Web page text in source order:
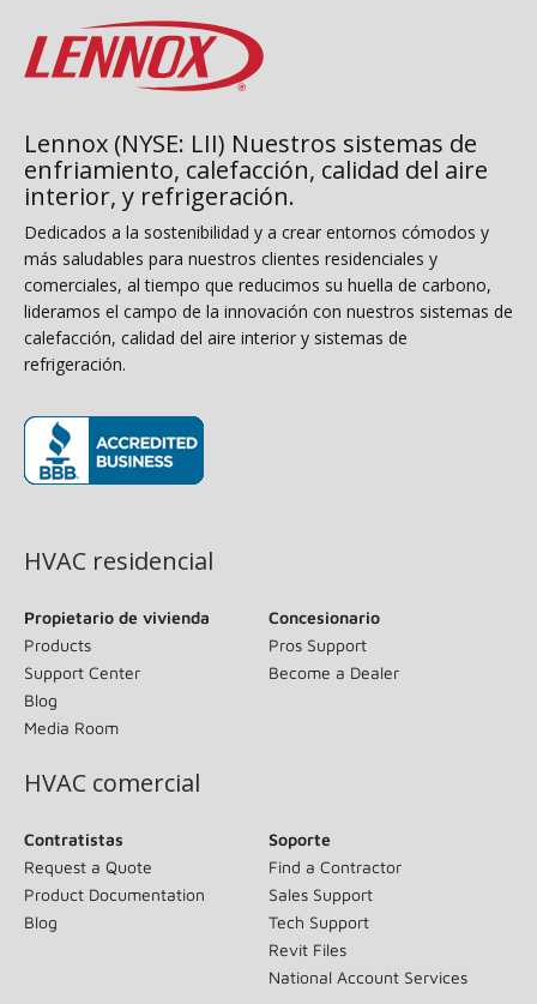
Lennox (NYSE: LII) Nuestros sistemas de
enfriamiento, calefacción, calidad del aire
interior, y refrigeración.
Dedicados a la sostenibilidad y a crear entornos cómodos y
más saludables para nuestros clientes residenciales y
comerciales, al tiempo que reducimos su huella de carbono,
lideramos el campo de la innovación con nuestros sistemas de
calefacción, calidad del aire interior y sistemas de
refrigeración.
HVAC residencial
Propietario de vivienda
Products
Support Center
Blog
Media Room
Concesionario
Pros Support
Become a Dealer
HVAC comercial
Contratistas
Request a Quote
Product Documentation
Blog
Soporte
Find a Contractor
Sales Support
Tech Support
Revit Files
National Account Services